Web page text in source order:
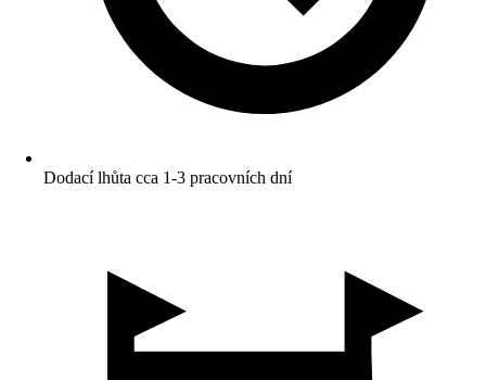
Dodací lhůta cca 1-3 pracovních dní